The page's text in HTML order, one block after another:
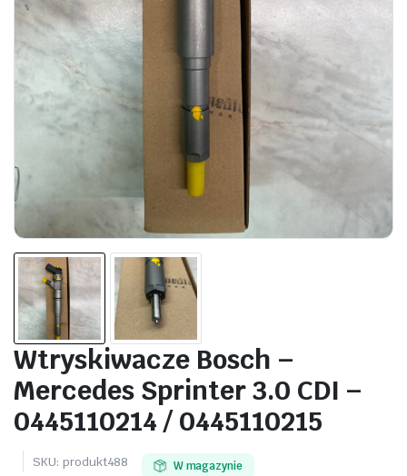
Wtryskiwacze Bosch –
Mercedes Sprinter 3.0 CDI –
0445110214 / 0445110215
SKU: produkt488 W magazynie